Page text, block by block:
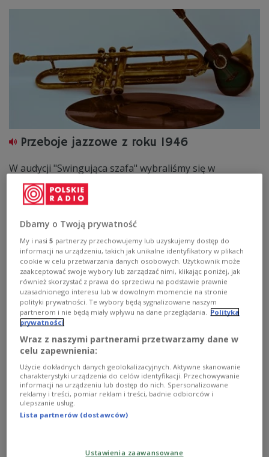
Przeboje jazzowe z roku 1946
W audycji "Swingująca szafa" wybraliśmy się w
Trio, Benny'ego Goodmana, Woody'ego Hermana i
Hoagy Carmichaela.
Zobacz więcej na temat: Jazz Korneliusz Pacuda
Historia piosenki "Blue Moon"
W audycji "Swingująca szafa" rozmawialiśmy m.in. o
przeboju Richarda Rodgersa ze słowami Lorenza Harta
z 1933 roku.
Dbamy o Twoją prywatność
My i nasi5 partnerzy przechowujemy lub uzyskujemy dostęp do
informacji na urządzeniu, takich jak unikalne identyfikatory w plikach
cookie w celu przetwarzania danych osobowych. Użytkownik może
zaakceptować swoje wybory lub zarządzać nimi, klikając poniżej, jak
również skorzystać z prawa do sprzeciwu na podstawie prawnie
uzasadnionego interesu lub w dowolnym momencie na stronie
polityki prywatności. Te wybory będą sygnalizowane naszym
partnerom i nie będą miały wpływu na dane przeglądania.
Polityka
prywatności
Wraz z naszymi partnerami przetwarzamy dane w
celu zapewnienia:
Użycie dokładnych danych geolokalizacyjnych. Aktywne skanowanie
charakterystyki urządzenia do celów identyfikacji. Przechowywanie
informacji na urządzeniu lub dostęp do nich. Spersonalizowane
reklamy i treści, pomiar reklam i treści, badnie odbiorców i
ulepszanie usług.
Lista partnerów (dostawców)
Ustawienia zaawansowane